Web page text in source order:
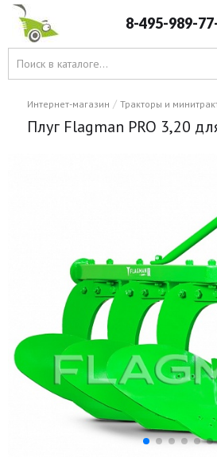
8-495-989-
Интернет-магазин / Тракторы и
Плуг Flagman PRO 3,20